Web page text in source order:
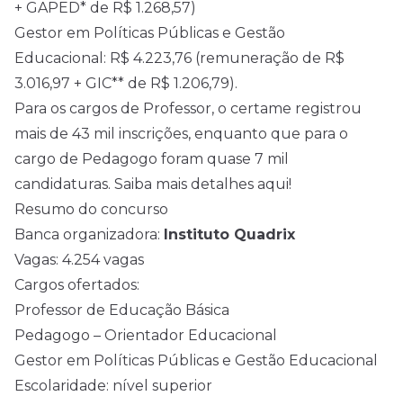
+ GAPED* de R$ 1.268,57)
Gestor em Políticas Públicas e Gestão
Educacional: R$ 4.223,76 (remuneração de R$
3.016,97 + GIC** de R$ 1.206,79).
Para os cargos de Professor, o certame registrou
mais de 43 mil inscrições, enquanto que para o
cargo de Pedagogo foram quase 7 mil
candidaturas. Saiba mais detalhes aqui!
Resumo do concurso
Banca organizadora: Instituto Quadrix
Vagas: 4.254 vagas
Cargos ofertados:
Professor de Educação Básica
Pedagogo – Orientador Educacional
Gestor em Políticas Públicas e Gestão Educacional
Escolaridade: nível superior